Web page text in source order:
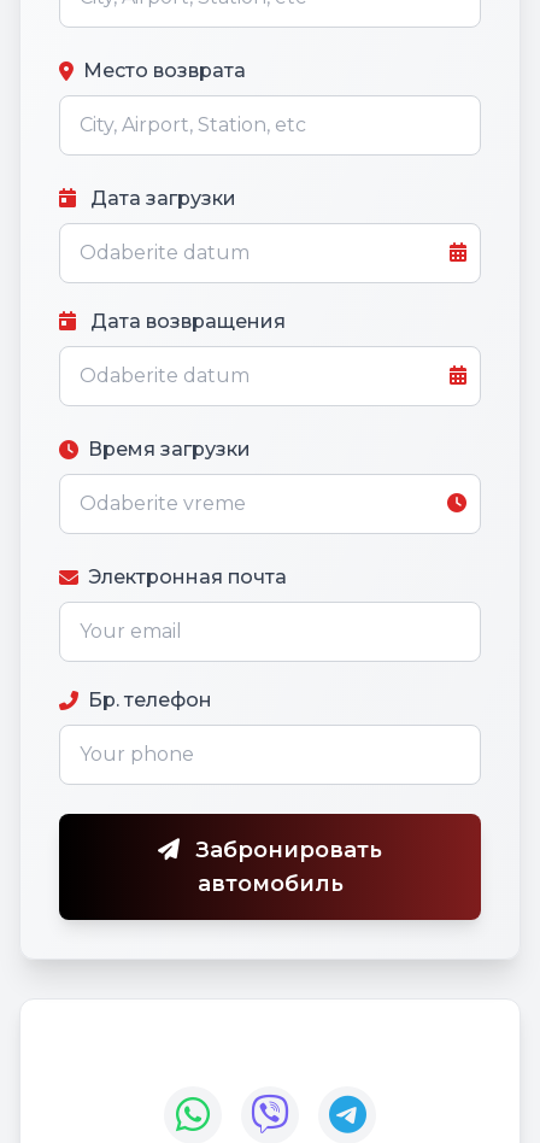
Место возврата
Дата загрузки
Дата возвращения
Время загрузки
Электронная почта
Бр. телефон
Забронировать
автомобиль